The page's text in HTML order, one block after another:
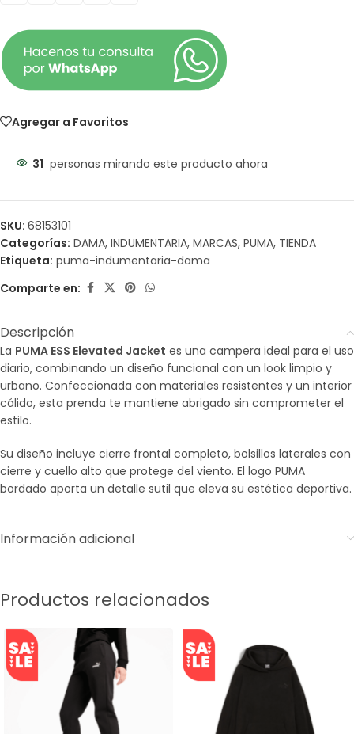
Agregar a Favoritos
31 personas mirando este producto ahora
SKU: 68153101
Categorías: DAMA, INDUMENTARIA, MARCAS, PUMA, TIENDA
Etiqueta: puma-indumentaria-dama
Comparte en:
Descripción
La PUMA ESS Elevated Jacket es una campera ideal para el uso
diario, combinando un diseño funcional con un look limpio y
urbano. Confeccionada con materiales resistentes y un interior
cálido, esta prenda te mantiene abrigado sin comprometer el
estilo.
Su diseño incluye cierre frontal completo, bolsillos laterales con
cierre y cuello alto que protege del viento. El logo PUMA
bordado aporta un detalle sutil que eleva su estética deportiva.
Información adicional
Productos relacionados